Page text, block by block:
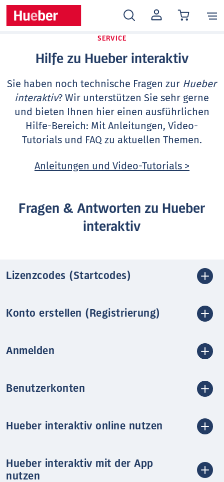
MEIN
KONTO
SERVICE
Hilfe zu Hueber interaktiv
Sie haben noch technische Fragen zur Hueber
interaktiv? Wir unterstützen Sie sehr gerne
und bieten Ihnen hier einen ausführlichen
Hilfe-Bereich: Mit Anleitungen, Video-
Tutorials und FAQ zu aktuellen Themen.
Anleitungen und Video-Tutorials >
Fragen & Antworten zu Hueber
interaktiv
Lizenzcodes (Startcodes)
Konto erstellen (Registrierung)
Anmelden
Benutzerkonten
Hueber interaktiv online nutzen
Hueber interaktiv mit der App
nutzen